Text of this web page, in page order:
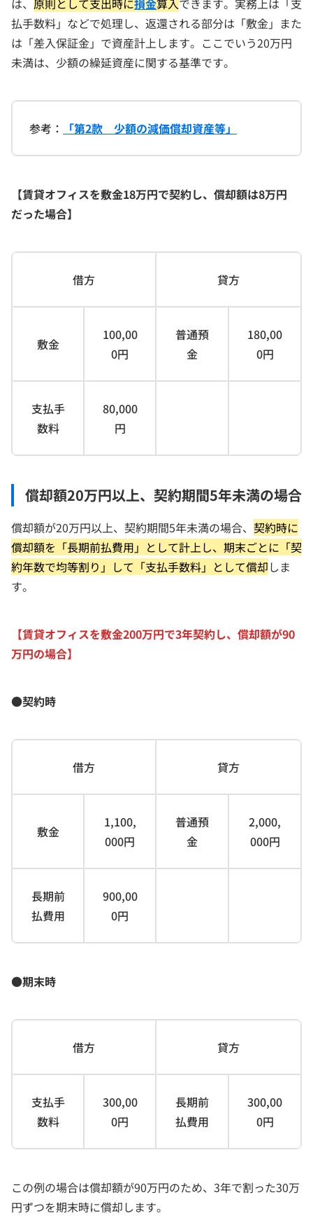
は、 原則として支出時に損金算入できます。実務上は「支
払手数料」などで処理し、返還される部分は「敷金」また
は「差入保証金」で資産計上します。ここでいう20万円
未満は、少額の繰延資産に関する基準です。
参考： 「第2款 少額の減価償却資産等」
【賃貸オフィスを敷金18万円で契約し、償却額は8万円
だった場合】
借方 貸方
敷金
100,00
0円
普通預
金
180,00
0円
支払手
数料
80,000
円
償却額20万円以上、契約期間5年未満の場合
償却額が20万円以上、契約期間5年未満の場合、 契約時に
償却額を「長期前払費用」として計上し、期末ごとに「契
約年数で均等割り」して「支払手数料」として償却しま
す。
【賃貸オフィスを敷金200万円で3年契約し、償却額が90
万円の場合】
●契約時
借方 貸方
敷金
1,100,
000円
普通預
金
2,000,
000円
長期前
払費用
900,00
0円
●期末時
借方 貸方
支払手
数料
300,00
0円
長期前
払費用
300,00
0円
この例の場合は償却額が90万円のため、3年で割った30万
円ずつを期末時に償却します。